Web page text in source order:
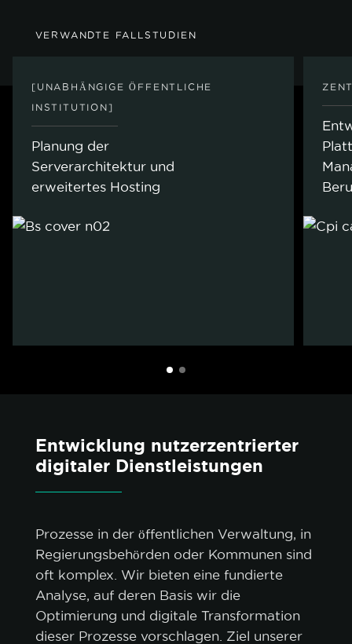
VERWANDTE FALLSTUDIEN
[UNABHÄNGIGE ÖFFENTLICHE
INSTITUTION]
Planung der
Serverarchitektur und
erweitertes Hosting
Entwicklung nutzerzentrierter
digitaler Dienstleistungen
Prozesse in der öffentlichen Verwaltung, in
Regierungsbehörden oder Kommunen sind
oft komplex. Wir bieten eine fundierte
Analyse, auf deren Basis wir die
Optimierung und digitale Transformation
dieser Prozesse vorschlagen. Ziel unserer